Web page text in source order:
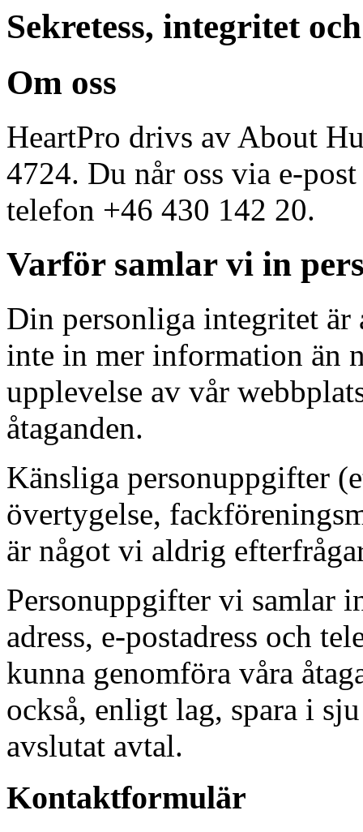
Sekretess, integritet
Om oss
HeartPro drivs av About
4724. Du når oss via e-
telefon +46 430 142 20.
Varför samlar vi in
Din personliga integritet
inte in mer information än
upplevelse av vår
åtaganden.
Känsliga personuppgifter
övertygelse,
är något vi aldrig
Personuppgifter vi samlar
adress, e-postadress och
kunna genomföra våra
också, enligt lag, spara i
avslutat avtal.
Kontaktformulär